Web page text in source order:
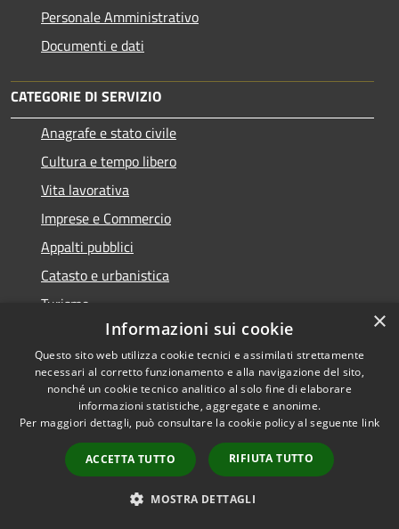
Personale Amministrativo
Documenti e dati
CATEGORIE DI SERVIZIO
Anagrafe e stato civile
Cultura e tempo libero
Vita lavorativa
Imprese e Commercio
Appalti pubblici
Catasto e urbanistica
Turismo
Mobilità e trasporti
Educazione e formazione
Giustizia e sicurezza pubblica
Tributi,finanze e contravvenzioni
×
Informazioni sui cookie
Questo sito web utilizza cookie tecnici e assimilati strettamente
necessari al corretto funzionamento e alla navigazione del sito,
nonché un cookie tecnico analitico al solo fine di elaborare
informazioni statistiche, aggregate e anonime.
Per maggiori dettagli, può consultare la cookie policy al seguente link
ACCETTA TUTTO RIFIUTA TUTTO
MOSTRA DETTAGLI